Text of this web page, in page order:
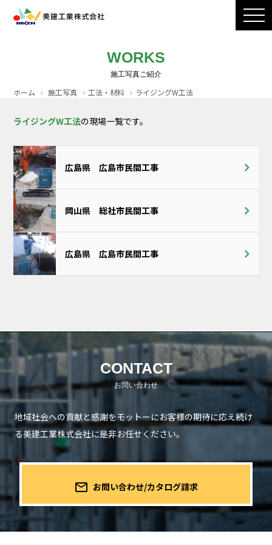
製品ラインナップ
CADダウンロード
WORKS
ホーム 施工写真 工法・材料 ライジングW工法
ライジングW工法の現場一覧です。
広島県 広島市民間工事
岡山県 総社市民間工事
広島県 広島市民間工事
CONTACT
地域社会への貢献と感謝をモットーにお客様の期待に応え続け
る美建工業株式会社に是非お任せください。
mail_outline お問い合わせ/カタログ請求